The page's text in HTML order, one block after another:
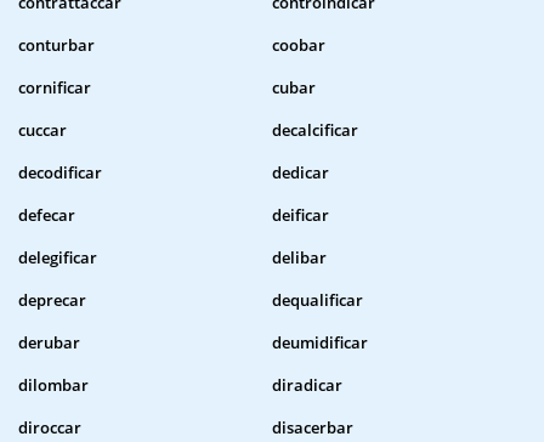
conturbar
coobar
cornificar
cubar
cuccar
decalcificar
decodificar
dedicar
defecar
deificar
delegificar
delibar
deprecar
dequalificar
derubar
deumidificar
dilombar
diradicar
diroccar
disacerbar